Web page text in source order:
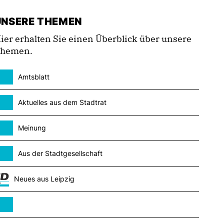
THEMEN
erhalten Sie einen Überblick über unsere
Amtsblatt
Aktuelles aus dem Stadtrat
Meinung
Aus der Stadtgesellschaft
Neues aus Leipzig